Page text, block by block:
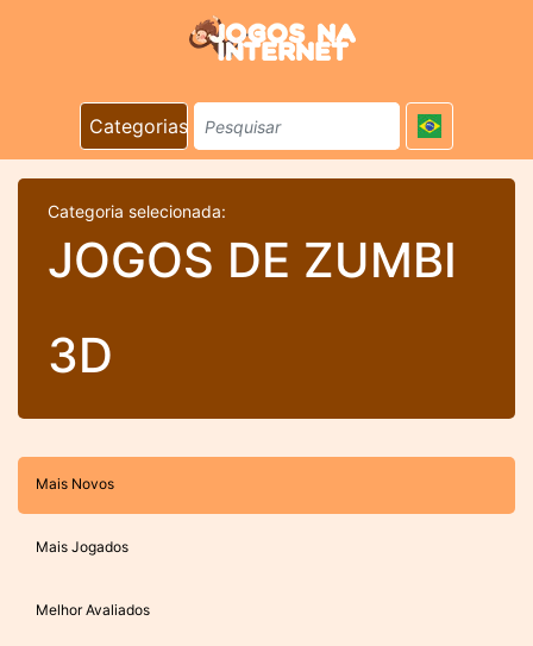
Categorias
Categoria selecionada:
JOGOS DE ZUMBI
3D
Mais Novos
Mais Jogados
Melhor Avaliados